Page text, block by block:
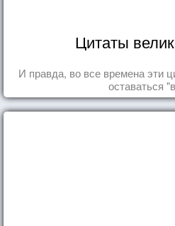
Цитаты
И правда, во все времена эти
оставаться